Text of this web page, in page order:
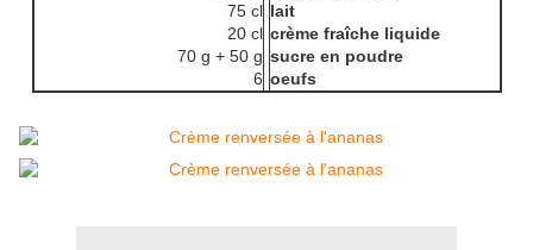
75 cl
20 cl
70 g + 50 g
6
lait
crème fraîche liquide
sucre en poudre
oeufs